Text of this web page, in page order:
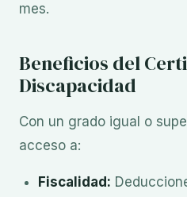
mes.
Beneficios del
Discapacidad
Con un grado igual o
acceso a:
Fiscalidad: